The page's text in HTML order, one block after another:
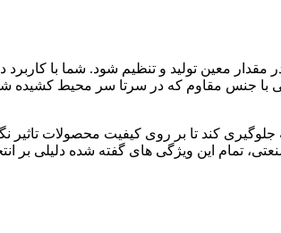
معین تولید و تنظیم شود. شما با کاربرد
با جنس مقاوم که در سرتا سر محیط کشیده
کند تا بر روی کیفیت محصولات تاثیر
تمام این ویژگی های گفته شده دلیلی بر